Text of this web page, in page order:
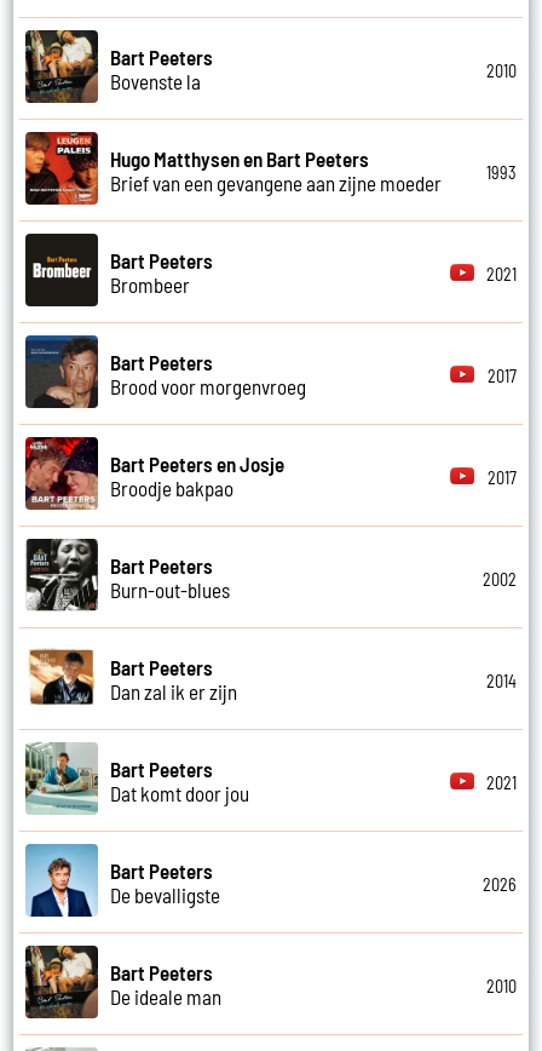
Bart Peeters
Bovenste la
2010
Hugo Matthysen en Bart Peeters
Brief van een gevangene aan zijne moeder
1993
Bart Peeters
Brombeer
2021
Bart Peeters
Brood voor morgenvroeg
2017
Bart Peeters en Josje
Broodje bakpao
2017
Bart Peeters
Burn-out-blues
2002
Bart Peeters
Dan zal ik er zijn
2014
Bart Peeters
Dat komt door jou
2021
Bart Peeters
De bevalligste
2026
Bart Peeters
De ideale man
2010